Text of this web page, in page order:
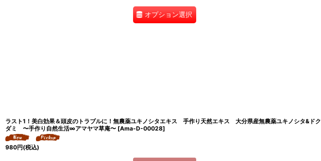
オプション選択
ラスト1！美白効果＆頭皮のトラブルに！無農薬ユキノシタエキス 手作り天然エキス 大分県産無農薬ユキノシタ&ドク
ダミ 〜手作り自然生活∞アマヤマ草庵〜 [Ama-D-00028]
980円(税込)